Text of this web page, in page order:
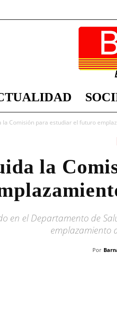
la Comisión para estudiar el futuro
la
en el Departamento de
emplazamiento
Por